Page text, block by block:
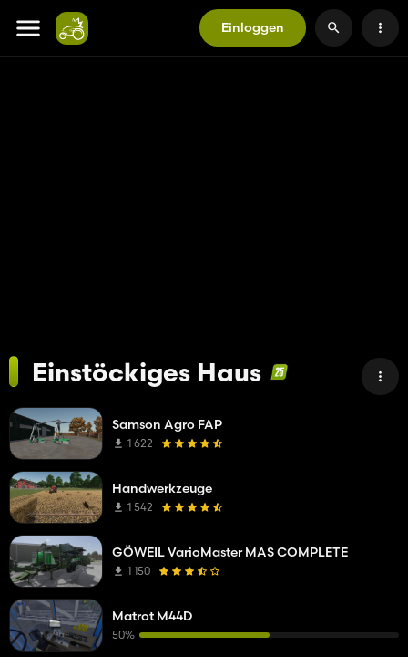
Einloggen
Einstöckiges Haus
Samson Agro FAP
1 622
Handwerkzeuge
1 542
GÖWEIL VarioMaster MAS COMPLETE
1 150
Matrot M44D
50%